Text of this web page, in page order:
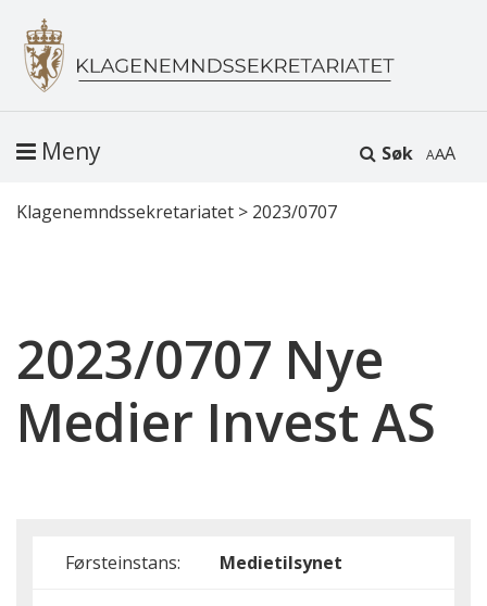
Søk A
Meny
Klagenemndssekretariatet > 2023/0707
2023/0707 Nye
Medier Invest AS
Førsteinstans: Medietilsynet